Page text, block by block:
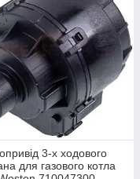
3-х ходового
для газового котла